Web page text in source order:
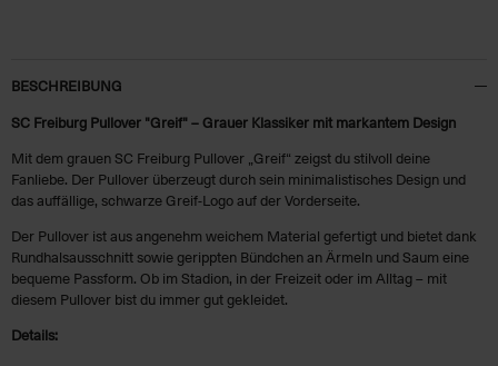
BESCHREIBUNG
SC Freiburg Pullover "Greif" – Grauer Klassiker mit markantem Design
Mit dem grauen SC Freiburg Pullover „Greif“ zeigst du stilvoll deine
Fanliebe. Der Pullover überzeugt durch sein minimalistisches Design und
das auffällige, schwarze Greif-Logo auf der Vorderseite.
Der Pullover ist aus angenehm weichem Material gefertigt und bietet dank
Rundhalsausschnitt sowie gerippten Bündchen an Ärmeln und Saum eine
bequeme Passform. Ob im Stadion, in der Freizeit oder im Alltag – mit
diesem Pullover bist du immer gut gekleidet.
Details: